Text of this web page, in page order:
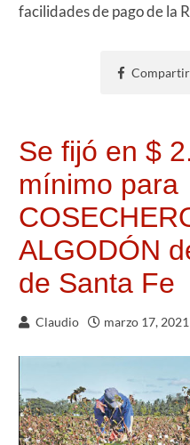
facilidades de pago de la
Compartir
Se fijó en $
mínimo para
ALGODÓN
de Santa Fe
Claudio marzo 17, 2021